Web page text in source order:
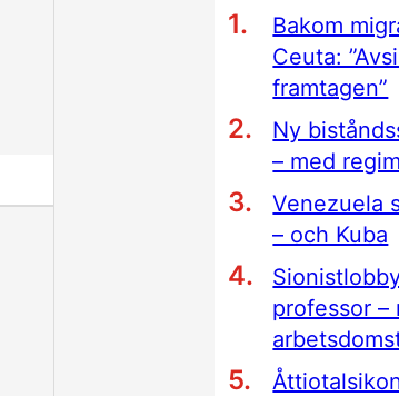
Bakom
Ceuta:
framtagen”
Ny
– med
Venezuela
– och Kuba
professor –